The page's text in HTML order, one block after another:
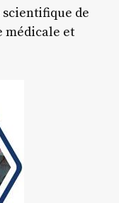
de
médicale et